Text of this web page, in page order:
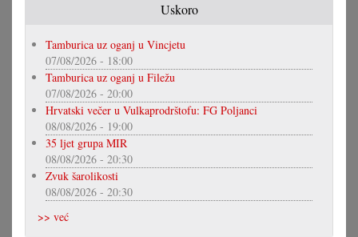
Uskoro
Tamburica uz oganj u Vincjetu
07/08/2026 - 18:00
Tamburica uz oganj u Filežu
07/08/2026 - 20:00
Hrvatski večer u Vulkaprodrštofu: FG Poljanci
08/08/2026 - 19:00
35 ljet grupa MIR
08/08/2026 - 20:30
Zvuk šarolikosti
08/08/2026 - 20:30
>> već